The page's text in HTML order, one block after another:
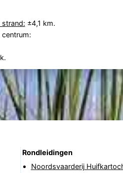
±4,1 km.
Rondleidingen
Noordsvaarderij